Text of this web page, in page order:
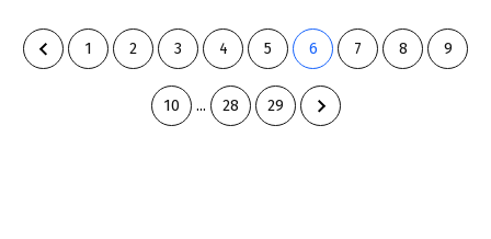
1 2 3 4 5 6 7 8 9
10 ... 28 29